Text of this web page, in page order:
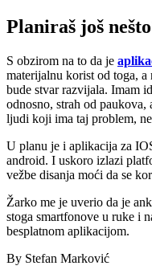
Planiraš još
S obzirom na to da je
materijalnu korist od toga,
bude stvar razvijala. Imam
odnosno, strah od
ljudi koji ima taj problem,
U planu je i aplikacija za
android. I uskoro izlazi
vežbe disanja moći da se
Žarko me je uverio da je
stoga smartfonove u ruke i
besplatnom aplikacijom.
By Stefan Marković